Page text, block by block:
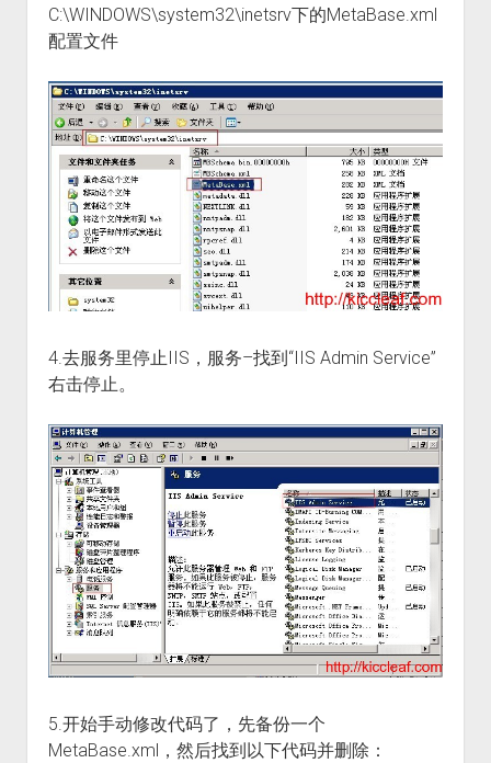
C:\WINDOWS\system32\inetsrv下的MetaBase.xml
配置文件
4.去服务里停止IIS，服务–找到“IIS Admin Service”
右击停止。
5.开始手动修改代码了，先备份一个
MetaBase.xml，然后找到以下代码并删除：